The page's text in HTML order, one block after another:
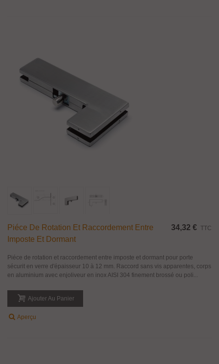
Piéce De Rotation Et Raccordement Entre
Imposte Et Dormant
34,32 € TTC
Piéce de rotation et raccordement entre imposte et dormant pour porte
sécurit en verre d'épaisseur 10 à 12 mm. Raccord sans vis apparentes, corps
en aluminium avec enjoliveur en inox AISI 304 finement brossé ou poli...
Ajouter Au Panier
Aperçu